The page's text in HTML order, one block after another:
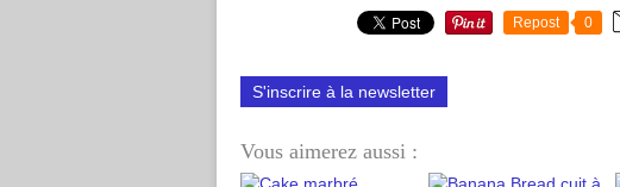
Repost 0
S'inscrire à la newsletter
Vous aimerez aussi :